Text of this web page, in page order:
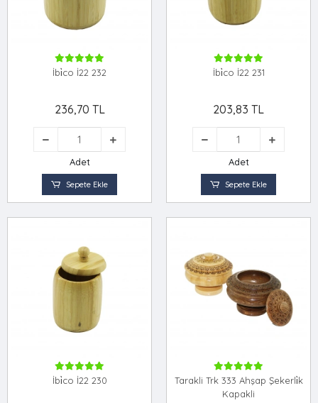
İbi̇co İ22 232
236,70 TL
Adet
Sepete Ekle
İbi̇co İ22 231
203,83 TL
Adet
Sepete Ekle
İbi̇co İ22 230
Tarakli Trk 333 Ahşap Şekerli̇k
Kapakli